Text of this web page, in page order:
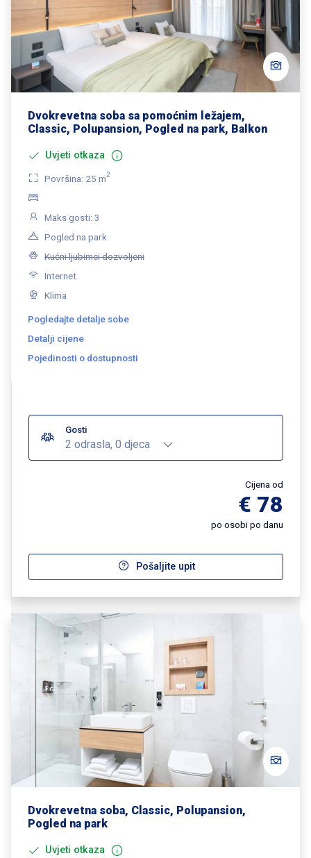
Dvokrevetna soba sa pomoćnim ležajem,
Classic, Polupansion, Pogled na park, Balkon
Uvjeti otkaza
Površina: 25 m2
Maks gosti: 3
Pogled na park
Kućni ljubimci dozvoljeni
Internet
Klima
Pogledajte detalje sobe
Detalji cijene
Pojedinosti o dostupnosti
Gosti
2 odrasla, 0 djeca
Cijena od
€ 78
po osobi po danu
Pošaljite upit
Dvokrevetna soba, Classic, Polupansion,
Pogled na park
Uvjeti otkaza